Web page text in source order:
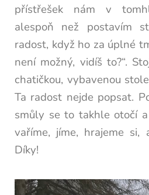
přístřešek nám v
alespoň než postavím
radost, když ho za úplné
není možný, vidíš to?“.
chatičkou, vybavenou
Ta radost nejde popsat.
smůly se to takhle otočí
vaříme, jíme, hrajeme si,
Díky!